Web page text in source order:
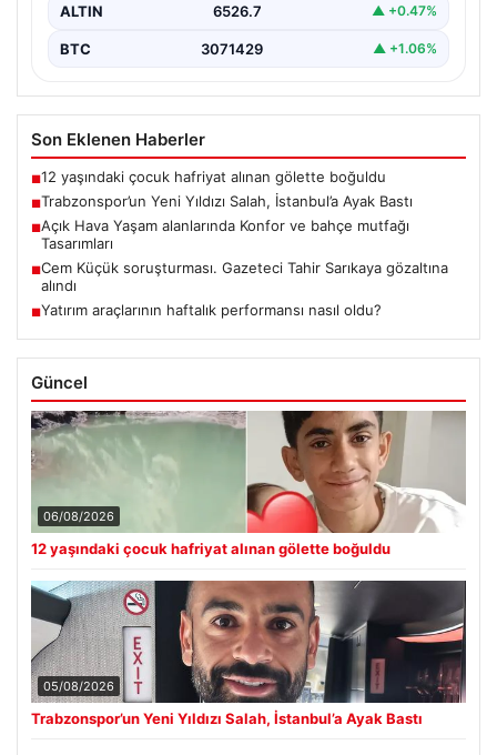
ALTIN 6526.7 ▲ +0.47%
BTC 3071429 ▲ +1.06%
Son Eklenen Haberler
■12 yaşındaki çocuk hafriyat alınan gölette boğuldu
■Trabzonspor’un Yeni Yıldızı Salah, İstanbul’a Ayak Bastı
■Açık Hava Yaşam alanlarında Konfor ve bahçe mutfağı
Tasarımları
■Cem Küçük soruşturması. Gazeteci Tahir Sarıkaya gözaltına
alındı
■Yatırım araçlarının haftalık performansı nasıl oldu?
Güncel
06/08/2026
12 yaşındaki çocuk hafriyat alınan gölette boğuldu
05/08/2026
Trabzonspor’un Yeni Yıldızı Salah, İstanbul’a Ayak Bastı